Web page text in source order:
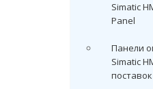
Simatic
Panel
Панели
Simatic
поставок